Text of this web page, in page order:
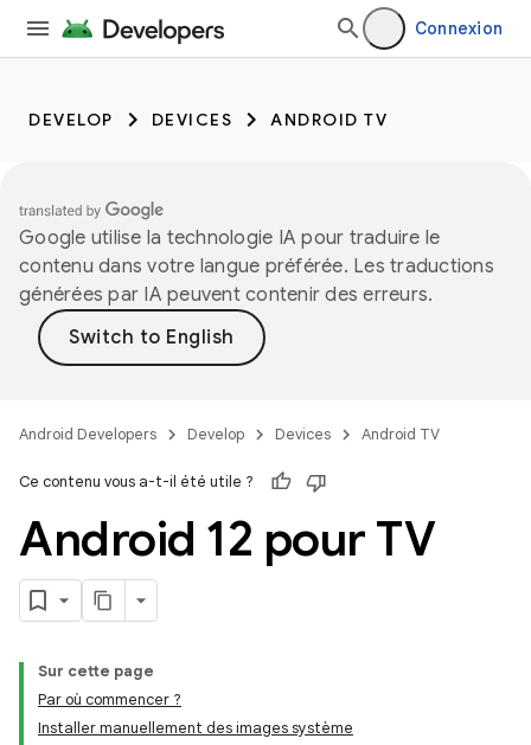
Connexion
DEVELOP DEVICES ANDROID TV
Google utilise la technologie IA pour traduire le
contenu dans votre langue préférée. Les traductions
générées par IA peuvent contenir des erreurs.
Android Developers Develop Devices Android TV
Ce contenu vous a-t-il été utile ?
Android 12 pour TV
Sur cette page
Par où commencer ?
Installer manuellement des images système